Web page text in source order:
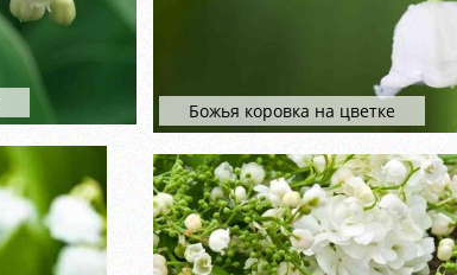
Божья коровка на цветке